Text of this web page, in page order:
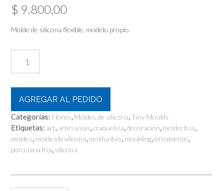
$ 9.800,00
Molde de silicona flexible, modelo propio
cantidad
AGREGAR AL PEDIDO
Categorías: Flores, Moldes de silicona,Tiny Moulds
Etiquetas: art, artesanías,craquelina,decoración, moldecitos,
moldes, moldesdesilicona, molduritas, moulding,ornamento,
porcelana fria, silicona